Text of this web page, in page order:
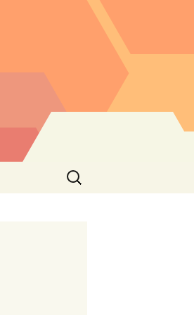
Buscar: